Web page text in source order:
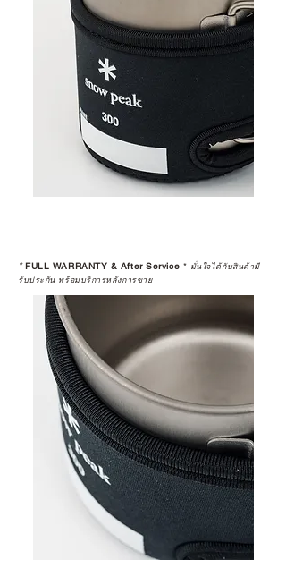
*FULL WARRANTY & After Service * มั่นใจได้กับสินค้ามี
รับประกัน พร้อมบริการหลังการขาย